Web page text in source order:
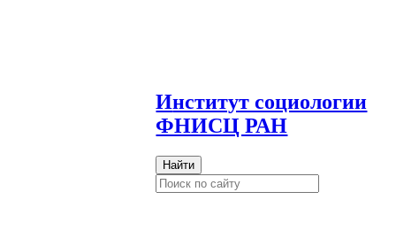
Институт социологии
ФНИСЦ РАН
Найти